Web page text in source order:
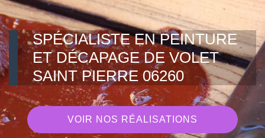
SPÉCIALISTE EN PEINTURE
ET DÉCAPAGE DE VOLET
SAINT PIERRE 06260
VOIR NOS RÉALISATIONS